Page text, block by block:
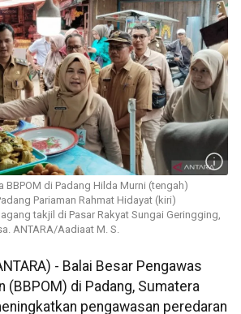
BBPOM di Padang Hilda Murni (tengah)
Pariaman Rahmat Hidayat (kiri)
takjil di Pasar Rakyat Sungai Geringging,
ANTARA/Aadiaat M. S.
- Balai Besar Pengawas
(BBPOM) di Padang, Sumatera
pengawasan peredaran